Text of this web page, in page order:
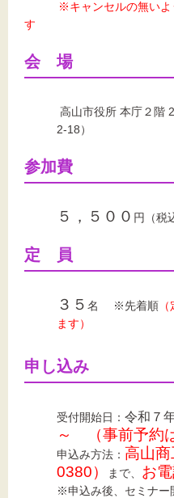
※キャンセルの無いよ
す
会 場
高山市役所 本庁２階
2-18）
参加費
５，５００ 円（税
定 員
３５ 名 ※先着順
ます）
申し込み
受付開始日： 令和７
～
（事前予約
申込み方法： 高山
0380）
まで、 お
※申込み後、セミナー